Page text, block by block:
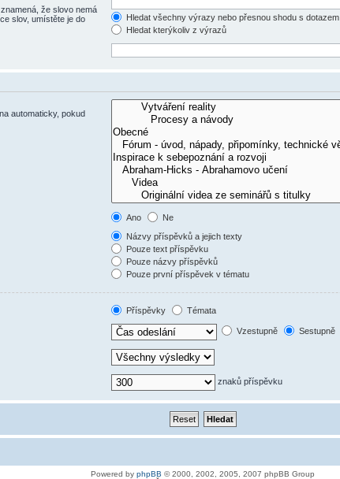
znamená, že slovo nemá
slov, umístěte je do
Hledat všechny výrazy nebo přesnou shodu s dotazem
Hledat kterýkoliv z výrazů
automaticky, pokud
Ano
Ne
Názvy příspěvků a jejich texty
Pouze text příspěvku
Pouze názvy příspěvků
Pouze první příspěvek v tématu
Příspěvky
Témata
Vzestupně Sestupně
znaků příspěvku
Powered by phpBB © 2000, 2002, 2005, 2007 phpBB Group